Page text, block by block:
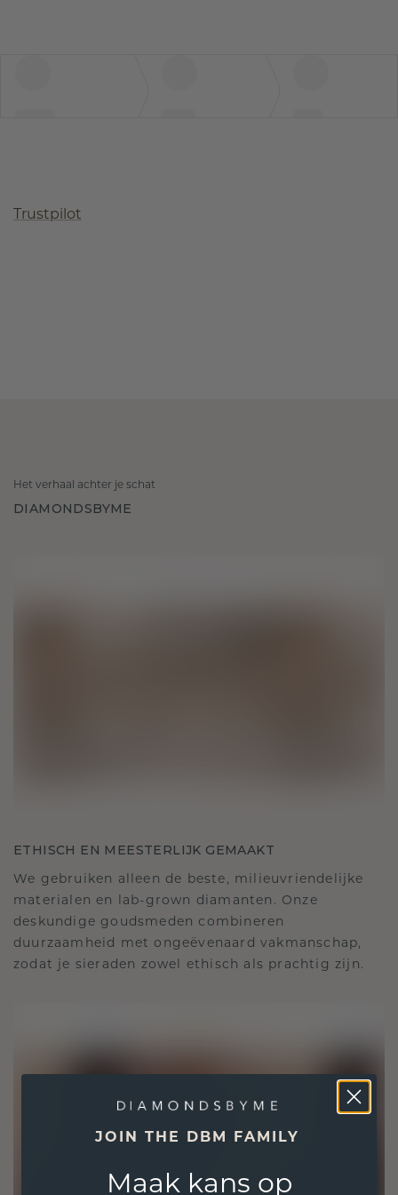
Trustpilot
Het verhaal achter je schat
DIAMONDSBYME
ETHISCH EN MEESTERLIJK GEMAAKT
We gebruiken alleen de beste, milieuvriendelijke
materialen en lab-grown diamanten. Onze
deskundige goudsmeden combineren
duurzaamheid met ongeëvenaard vakmanschap,
zodat je sieraden zowel ethisch als prachtig zijn.
JOIN THE DBM FAMILY
Maak kans op